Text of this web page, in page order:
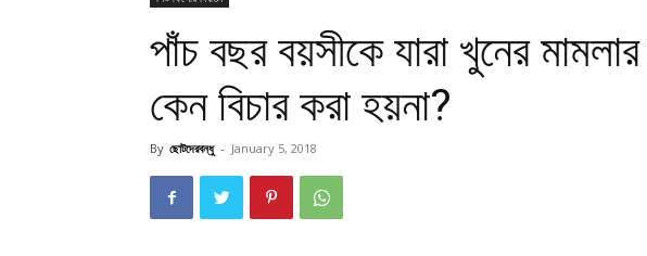
পাঁচ বছর বয়সীকে যারা খুনের
কেন বিচার করা হয়না?
By ছোটদেরবন্ধু - January 5, 2018